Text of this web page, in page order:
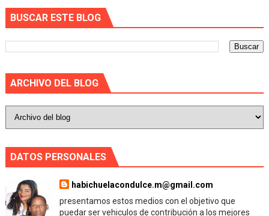
BUSCAR ESTE BLOG
ARCHIVO DEL BLOG
DATOS PERSONALES
habichuelacondulce.m@gmail.com
presentamos estos medios con el objetivo que
puedar ser vehiculos de contribución a los mejores